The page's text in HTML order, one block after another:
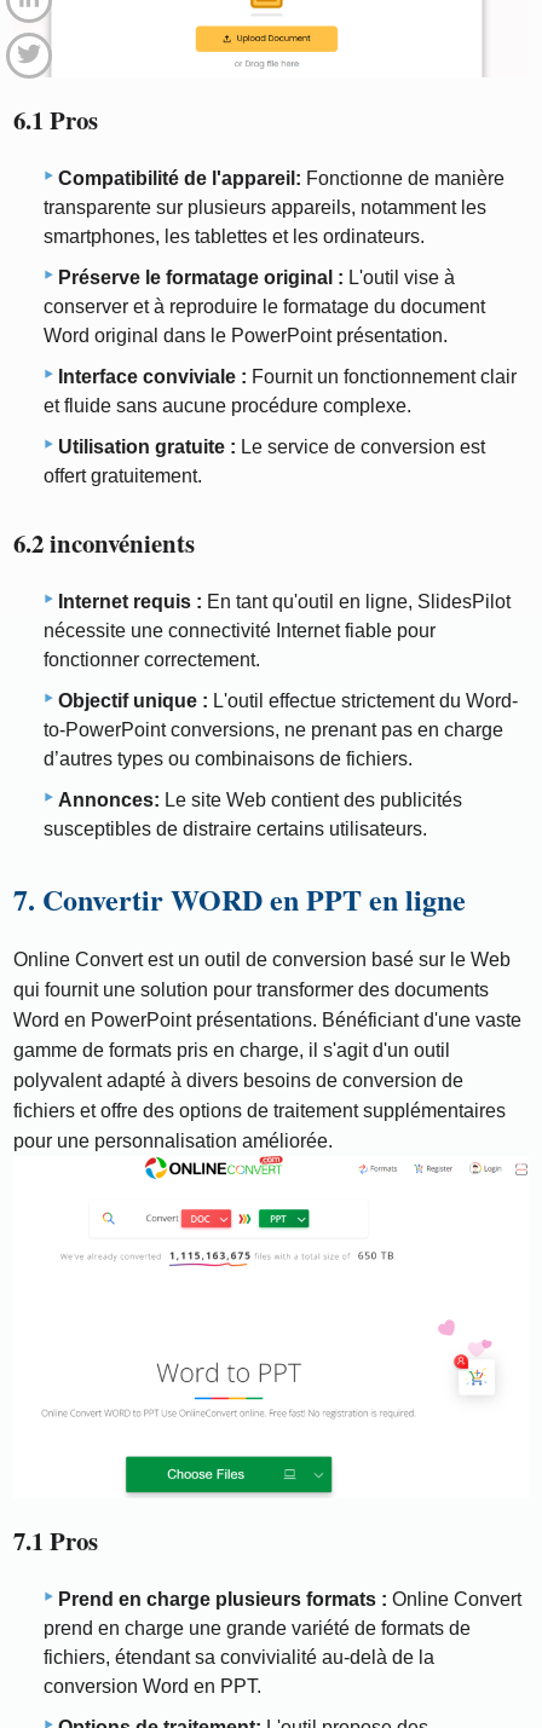
6.1 Pros
Compatibilité de l'appareil: Fonctionne de manière
transparente sur plusieurs appareils, notamment les
smartphones, les tablettes et les ordinateurs.
Préserve le formatage original : L'outil vise à
conserver et à reproduire le formatage du document
Word original dans le PowerPoint présentation.
Interface conviviale : Fournit un fonctionnement clair
et fluide sans aucune procédure complexe.
Utilisation gratuite : Le service de conversion est
offert gratuitement.
6.2 inconvénients
Internet requis : En tant qu'outil en ligne, SlidesPilot
nécessite une connectivité Internet fiable pour
fonctionner correctement.
Objectif unique : L'outil effectue strictement du Word-
to-PowerPoint conversions, ne prenant pas en charge
d’autres types ou combinaisons de fichiers.
Annonces: Le site Web contient des publicités
susceptibles de distraire certains utilisateurs.
7. Convertir WORD en PPT en ligne
Online Convert est un outil de conversion basé sur le Web
qui fournit une solution pour transformer des documents
Word en PowerPoint présentations. Bénéficiant d'une vaste
gamme de formats pris en charge, il s'agit d'un outil
polyvalent adapté à divers besoins de conversion de
fichiers et offre des options de traitement supplémentaires
pour une personnalisation améliorée.
7.1 Pros
Prend en charge plusieurs formats : Online Convert
prend en charge une grande variété de formats de
fichiers, étendant sa convivialité au-delà de la
conversion Word en PPT.